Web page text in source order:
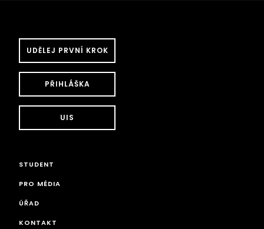
UDĚLEJ PRVNÍ KROK
PŘIHLÁŠKA
UIS
STUDENT
PRO MÉDIA
ÚŘAD
KONTAKT